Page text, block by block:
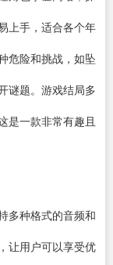
上手，适合各个年
危险和挑战，如坠
谜题。游戏结局多
是一款非常有趣且
多种格式的音频和
让用户可以享受优